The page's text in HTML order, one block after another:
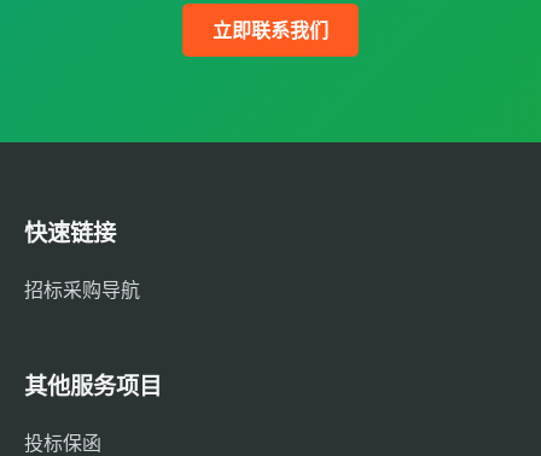
立即联系我们
快速链接
招标采购导航
其他服务项目
投标保函